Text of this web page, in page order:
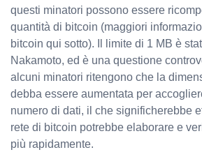
questi minatori possono essere
quantità di bitcoin (maggiori
bitcoin qui sotto). Il limite di 1 MB è
Nakamoto, ed è una questione
alcuni minatori ritengono che la
debba essere aumentata per
numero di dati, il che significherebbe
rete di bitcoin potrebbe elaborare e
più rapidamente.